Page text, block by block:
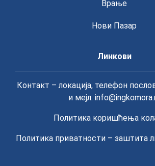
Врање
Нови Пазар
Линкови
Контакт – локација, телефон
и мејл:
Политика коришћења
Политика приватности – заштита